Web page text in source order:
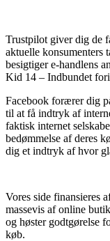
Trustpilot giver dig de
aktuelle konsumenters
besigtiger e-handlens
Kid 14 – Indbundet
Facebook forærer dig
til at få indtryk af
faktisk internet
bedømmelse af deres
dig et indtryk af hvor
Vores side finansieres
massevis af online
og høster godtgørelse
køb.